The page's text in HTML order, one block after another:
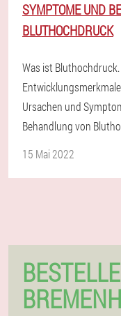
SYMPTOME UND
BLUTHOCHDRUCK
Was ist
Ursachen und
Behandlung von
15 Mai 2022